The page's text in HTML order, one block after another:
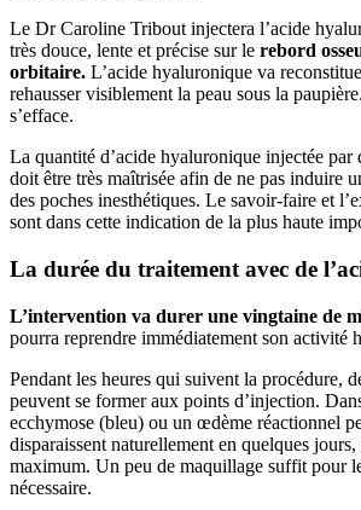
Le Dr Caroline Tribout injectera l’acide
très douce, lente et précise sur le rebord
orbitaire. L’acide hyaluronique va
rehausser visiblement la peau sous la
s’efface.
La quantité d’acide hyaluronique injectée
doit être très maîtrisée afin de ne pas induire
des poches inesthétiques. Le savoir-faire et
sont dans cette indication de la plus haute
La durée du traitement avec de
L’intervention va durer une vingtaine de
pourra reprendre immédiatement son activité
Pendant les heures qui suivent la procédure,
peuvent se former aux points d’injection.
ecchymose (bleu) ou un œdème réactionnel
disparaissent naturellement en quelques
maximum. Un peu de maquillage suffit pour
nécessaire.